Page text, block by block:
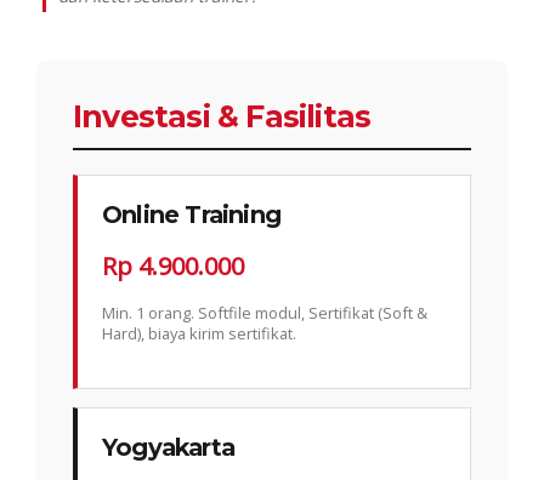
Investasi & Fasilitas
Online Training
Rp 4.900.000
Min. 1 orang. Softfile modul, Sertifikat (Soft &
Hard), biaya kirim sertifikat.
Yogyakarta